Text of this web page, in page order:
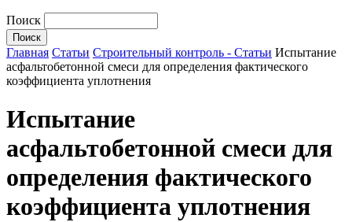
Поиск
Главная Статьи Строительный контроль - Статьи Испытание
асфальтобетонной смеси для определения фактического
коэффициента уплотнения
Испытание
асфальтобетонной смеси для
определения фактического
коэффициента уплотнения